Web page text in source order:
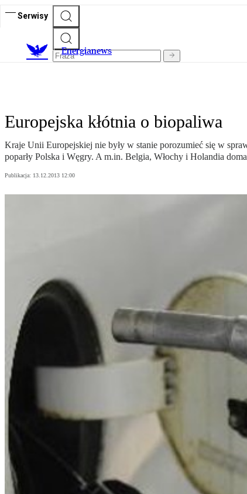
Serwisy
Energianews
Europejska kłótnia o biopaliwa
Kraje Unii Europejskiej nie były w stanie porozumieć się w
poparły Polska i Węgry. A m.in. Belgia, Włochy i Holandia
Publikacja: 13.12.2013 12:00